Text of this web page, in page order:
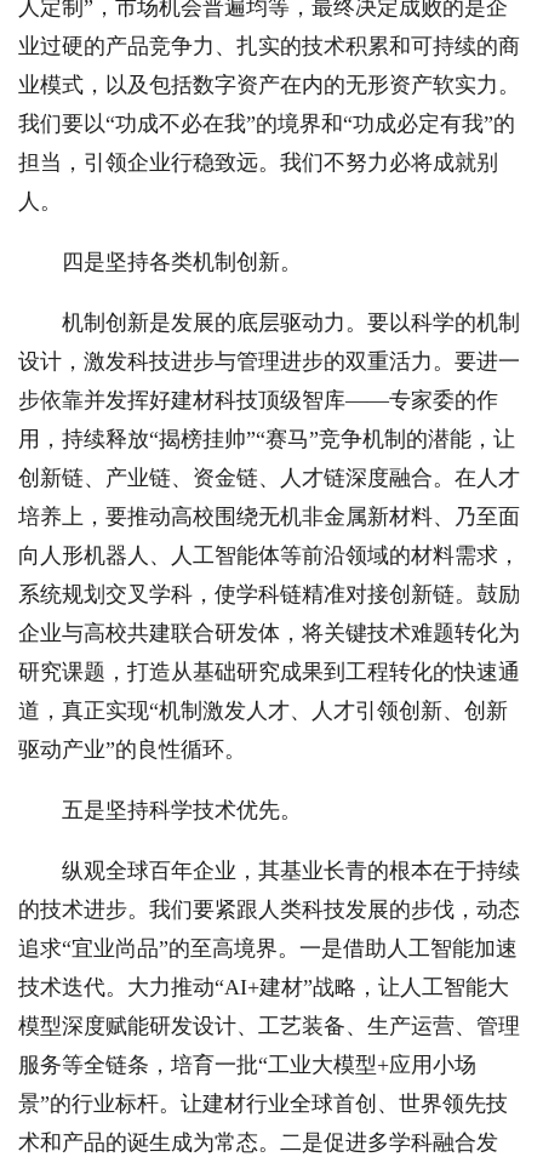
人定制”，市场机会普遍均等，最终决定成败的是企
业过硬的产品竞争力、扎实的技术积累和可持续的商
业模式，以及包括数字资产在内的无形资产软实力。
我们要以“功成不必在我”的境界和“功成必定有我”的
担当，引领企业行稳致远。我们不努力必将成就别
人。
四是坚持各类机制创新。
机制创新是发展的底层驱动力。要以科学的机制
设计，激发科技进步与管理进步的双重活力。要进一
步依靠并发挥好建材科技顶级智库——专家委的作
用，持续释放“揭榜挂帅”“赛马”竞争机制的潜能，让
创新链、产业链、资金链、人才链深度融合。在人才
培养上，要推动高校围绕无机非金属新材料、乃至面
向人形机器人、人工智能体等前沿领域的材料需求，
系统规划交叉学科，使学科链精准对接创新链。鼓励
企业与高校共建联合研发体，将关键技术难题转化为
研究课题，打造从基础研究成果到工程转化的快速通
道，真正实现“机制激发人才、人才引领创新、创新
驱动产业”的良性循环。
五是坚持科学技术优先。
纵观全球百年企业，其基业长青的根本在于持续
的技术进步。我们要紧跟人类科技发展的步伐，动态
追求“宜业尚品”的至高境界。一是借助人工智能加速
技术迭代。大力推动“AI+建材”战略，让人工智能大
模型深度赋能研发设计、工艺装备、生产运营、管理
服务等全链条，培育一批“工业大模型+应用小场
景”的行业标杆。让建材行业全球首创、世界领先技
术和产品的诞生成为常态。二是促进多学科融合发